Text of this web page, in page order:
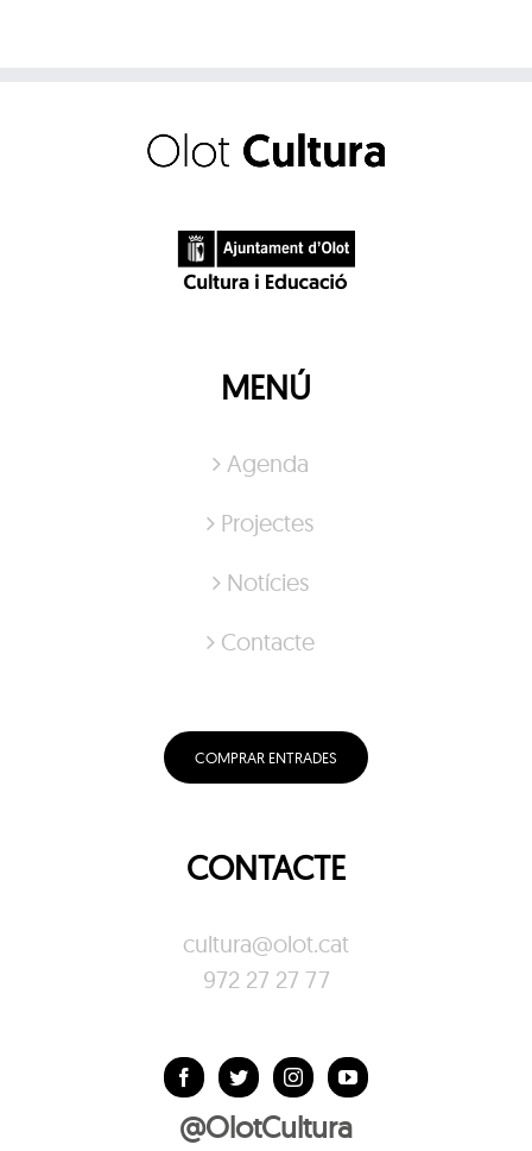
MENÚ
Agenda
Projectes
Notícies
Contacte
COMPRAR ENTRADES
CONTACTE
cultura@olot.cat
972 27 27 77
@OlotCultura